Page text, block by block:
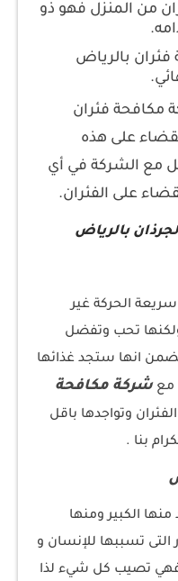
من المنزل فهو ذو
بالرياض
مكافحة فئران
على هذه
مع الشركة في أي
على الفئران.
بالرياض
سريعة الحركة غير
ولكنها تحب وتفضل
انها ستجد غذائها
مع شركة مكافحة
وتواجدها باقل
بنا .
الكبير ومنها
التى تسببها للإنسان و
فهي تصيب كل شيء لذا